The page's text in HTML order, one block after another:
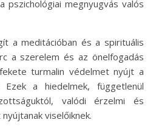
pszichológiai megnyugvás valós
a meditációban és a spirituális
a szerelem és az önelfogadás
turmalin védelmet nyújt a
a hiedelmek, függetlenül
valódi érzelmi és
viselőiknek.